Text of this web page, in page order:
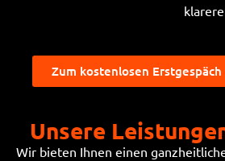
Zum kostenlosen Erstgespäch
Unsere
Wir bieten Ihnen einen